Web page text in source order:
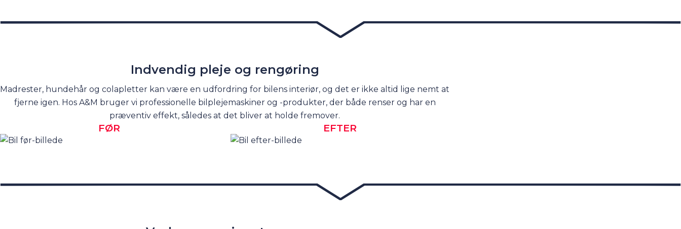
Indvendig pleje og rengøring
Madrester, hundehår og colapletter kan være en udfordring for bilens interiør, og det er ikke altid lige nemt at
fjerne igen. Hos A&M bruger vi professionelle bilplejemaskiner og -produkter, der både renser og har en
præventiv effekt, således at det bliver at holde fremover.
FØR EFTER